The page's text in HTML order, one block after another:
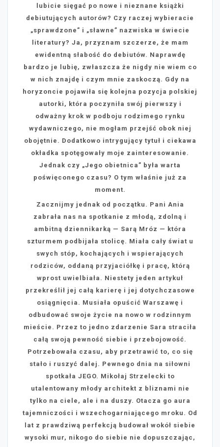
lubicie sięgać po nowe i nieznane książki
debiutujących autorów? Czy raczej wybieracie
„sprawdzone” i „sławne” nazwiska w świecie
literatury? Ja, przyznam szczerze, że mam
ewidentną słabość do debiutów. Naprawdę
bardzo je lubię, zwłaszcza że nigdy nie wiem co
w nich znajdę i czym mnie zaskoczą. Gdy na
horyzoncie pojawiła się kolejna pozycja polskiej
autorki, która poczyniła swój pierwszy i
odważny krok w podboju rodzimego rynku
wydawniczego, nie mogłam przejść obok niej
obojętnie. Dodatkowo intrygujący tytuł i ciekawa
okładka spotęgowały moje zainteresowanie.
Jednak czy „Jego obietnica” była warta
poświęconego czasu? O tym właśnie już za
moment.
Zacznijmy jednak od początku. Pani Ania
zabrała nas na spotkanie z młodą, zdolną i
ambitną dziennikarką — Sarą Mróz — która
szturmem podbijała stolicę. Miała cały świat u
swych stóp, kochających i wspierających
rodziców, oddaną przyjaciółkę i pracę, którą
wprost uwielbiała. Niestety jeden artykuł
przekreślił jej całą karierę i jej dotychczasowe
osiągnięcia. Musiała opuścić Warszawę i
odbudować swoje życie na nowo w rodzinnym
mieście. Przez to jedno zdarzenie Sara straciła
całą swoją pewność siebie i przebojowość.
Potrzebowała czasu, aby przetrawić to, co się
stało i ruszyć dalej. Pewnego dnia na siłowni
spotkała JEGO. Mikołaj Strzelecki to
utalentowany młody architekt z bliznami nie
tylko na ciele, ale i na duszy. Otacza go aura
tajemniczości i wszechogarniającego mroku. Od
lat z prawdziwą perfekcją budował wokół siebie
wysoki mur, nikogo do siebie nie dopuszczając,